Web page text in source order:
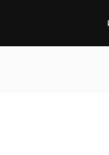
i